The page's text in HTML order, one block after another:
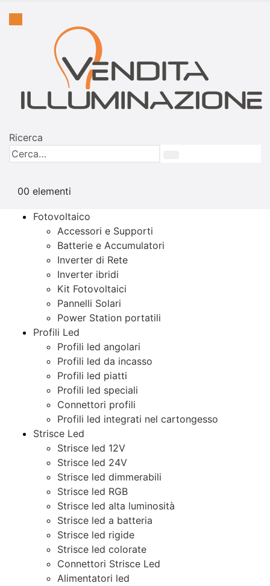
Ricerca
00 elementi
Fotovoltaico
Accessori e Supporti
Batterie e Accumulatori
Inverter di Rete
Inverter ibridi
Kit Fotovoltaici
Pannelli Solari
Power Station portatili
Profili Led
Profili led angolari
Profili led da incasso
Profili led piatti
Profili led speciali
Connettori profili
Profili led integrati nel cartongesso
Strisce Led
Strisce led 12V
Strisce led 24V
Strisce led dimmerabili
Strisce led RGB
Strisce led alta luminosità
Strisce led a batteria
Strisce led rigide
Strisce led colorate
Connettori Strisce Led
Alimentatori led